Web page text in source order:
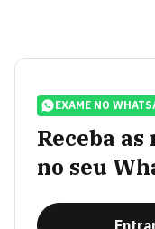
EXAME NO
Receba
no seu